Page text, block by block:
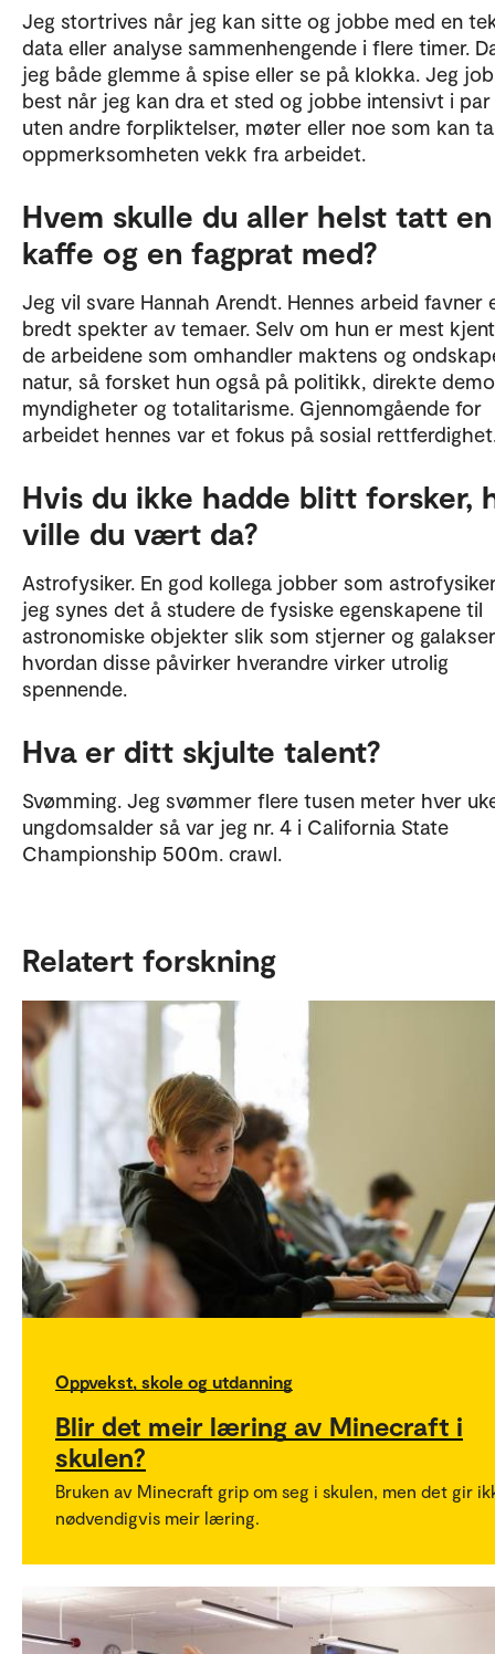
Jeg stortrives når jeg kan sitte og jobbe med en
data eller analyse sammenhengende i flere timer.
jeg både glemme å spise eller se på klokka. Jeg
best når jeg kan dra et sted og jobbe intensivt i par
uten andre forpliktelser, møter eller noe som kan ta
oppmerksomheten vekk fra arbeidet.
Hvem skulle du aller helst tatt en
kaffe og en fagprat med?
Jeg vil svare Hannah Arendt. Hennes arbeid favner
bredt spekter av temaer. Selv om hun er mest
de arbeidene som omhandler maktens og
natur, så forsket hun også på politikk, direkte
myndigheter og totalitarisme. Gjennomgående for
arbeidet hennes var et fokus på sosial
Hvis du ikke hadde blitt forsker,
ville du vært da?
Astrofysiker. En god kollega jobber som
jeg synes det å studere de fysiske egenskapene til
astronomiske objekter slik som stjerner og
hvordan disse påvirker hverandre virker utrolig
spennende.
Hva er ditt skjulte talent?
Svømming. Jeg svømmer flere tusen meter hver
ungdomsalder så var jeg nr. 4 i California State
Championship 500m. crawl.
Relatert forskning
Oppvekst, skole og utdanning
Blir det meir læring av Minecraft i
skulen?
Bruken av Minecraft grip om seg i skulen, men det gir
nødvendigvis meir læring.